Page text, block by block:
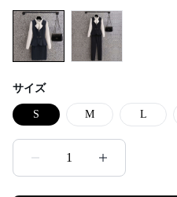
サイズ
S M L
1